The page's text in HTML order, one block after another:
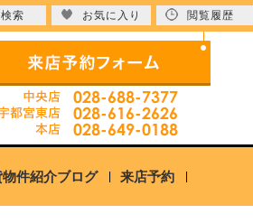
件紹介ブログ 来店予約
索 お気に入り 閲覧履歴